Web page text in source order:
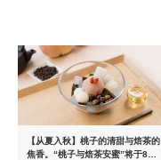
【从夏入秋】桃子的清甜与焙茶的
焦香。“桃子与焙茶安蜜”将于8月